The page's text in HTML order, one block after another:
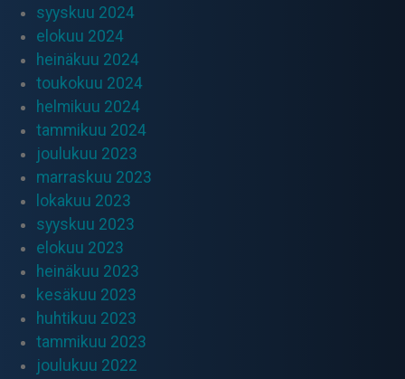
syyskuu 2024
elokuu 2024
heinäkuu 2024
toukokuu 2024
helmikuu 2024
tammikuu 2024
joulukuu 2023
marraskuu 2023
lokakuu 2023
syyskuu 2023
elokuu 2023
heinäkuu 2023
kesäkuu 2023
huhtikuu 2023
tammikuu 2023
joulukuu 2022